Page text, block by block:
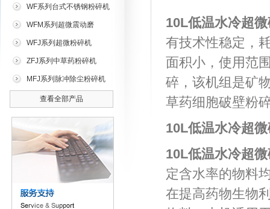
WF系列台式不锈钢粉碎机
WFM系列超微震动磨
WFJ系列超微粉碎机
ZFJ系列中草药粉碎机
MFJ系列脉冲除尘粉碎机
查看全部产品
10L低温水冷超
有技术性稳定，
面积小，使用范
碎，该机组是矿
草药细胞破壁粉
10L低温水冷超
10L低温水冷超
定含水率的物料
在提高药物生物